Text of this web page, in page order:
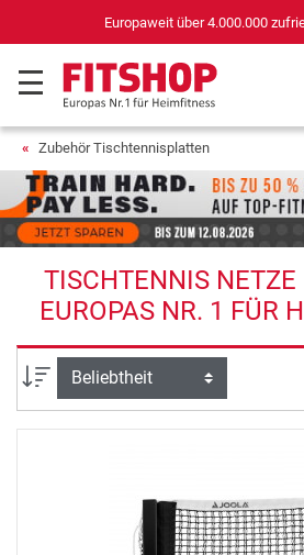
Europaweit über 4.000.000
Zubehör Tischtennisplatten
TISCHTENNIS NETZE
EUROPAS NR. 1 FÜR
Sortierung